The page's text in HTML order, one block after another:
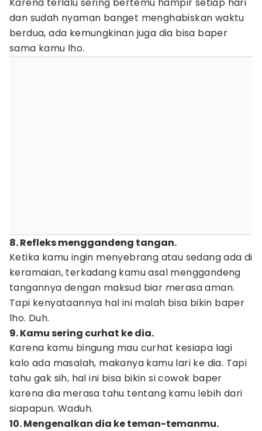
dan sudah nyaman banget menghabiskan waktu
berdua, ada kemungkinan juga dia bisa baper
sama kamu lho.
8. Refleks menggandeng tangan.
Ketika kamu ingin menyebrang atau sedang ada di
keramaian, terkadang kamu asal menggandeng
tangannya dengan maksud biar merasa aman.
Tapi kenyataannya hal ini malah bisa bikin baper
lho. Duh.
9. Kamu sering curhat ke dia.
Karena kamu bingung mau curhat kesiapa lagi
kalo ada masalah, makanya kamu lari ke dia. Tapi
tahu gak sih, hal ini bisa bikin si cowok baper
karena dia merasa tahu tentang kamu lebih dari
siapapun. Waduh.
10. Mengenalkan dia ke teman-temanmu.